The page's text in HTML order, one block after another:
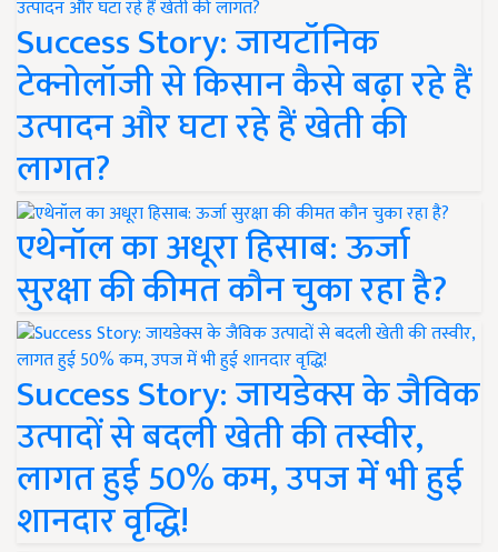
Success Story: जायटॉनिक
टेक्नोलॉजी से किसान कैसे बढ़ा रहे हैं
उत्पादन और घटा रहे हैं खेती की
लागत?
एथेनॉल का अधूरा हिसाब: ऊर्जा
सुरक्षा की कीमत कौन चुका रहा है?
Success Story: जायडेक्स के जैविक
उत्पादों से बदली खेती की तस्वीर,
लागत हुई 50% कम, उपज में भी हुई
शानदार वृद्धि!